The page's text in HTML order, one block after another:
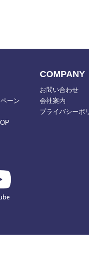
ーン
COMPANY
お問い合わせ
会社案内
プライバシーポ